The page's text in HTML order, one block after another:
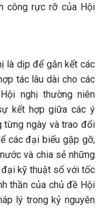
công rực rỡ của Hội
là dịp để gắn kết các
tác lâu dài cho các
nghị thường niên
kết hợp giữa các ý
từng ngày và trao đổi
các đại biểu gặp gỡ,
và chia sẻ những
đại kỹ thuật số với tốc
thần của chủ đề Hội
lý trong kỷ nguyên